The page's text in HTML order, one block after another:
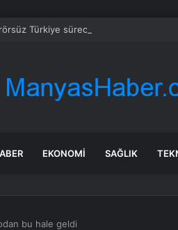
Türkiye sürecinde önemli aşamaya
EKONOMI SAĞLIK
bu hale geldi